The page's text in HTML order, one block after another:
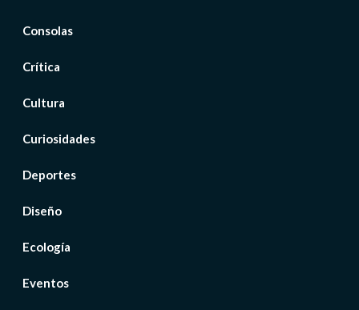
Consolas
Crítica
Cultura
Curiosidades
Deportes
Diseño
Ecología
Eventos